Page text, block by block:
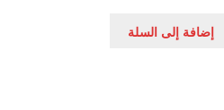
إضافة إلى السلة